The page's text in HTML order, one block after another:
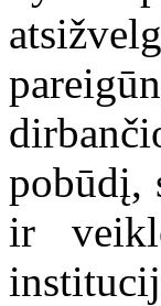
pobūdį,
ir